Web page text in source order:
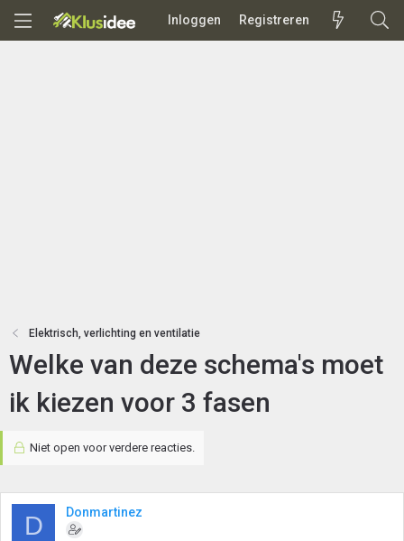
Inloggen Registreren
Elektrisch, verlichting en ventilatie
Welke van deze schema's moet
ik kiezen voor 3 fasen
Niet open voor verdere reacties.
D Donmartinez